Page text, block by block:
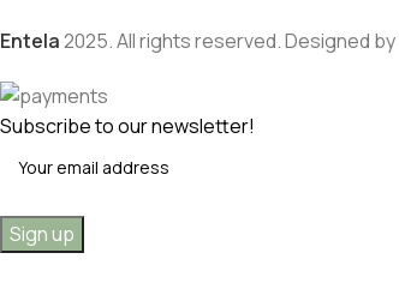
Entela2025. All rights reserved. Designed by
Subscribe to our newsletter!